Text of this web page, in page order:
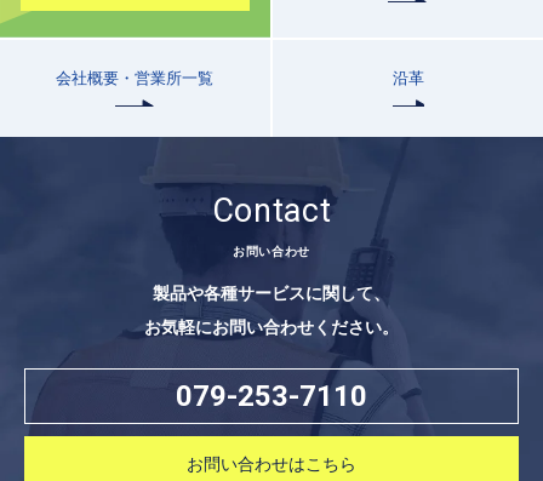
会社概要・営業所一覧 沿革
Contact
お問い合わせ
製品や各種サービスに関して、
お気軽にお問い合わせください。
079-253-7110
お問い合わせはこちら